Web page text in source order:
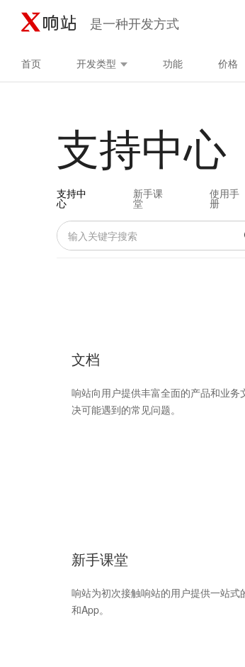
是一种开发方式
首页 开发类型 功能 价格
支持中心
支持中
心
新手课
堂
使用手
册
文档
响站向用户提供丰富全面的产品和业
决可能遇到的常见问题。
新手课堂
响站为初次接触响站的用户提供一站
和App。